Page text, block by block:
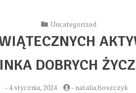
Uncategorized
DOBRYCH
-4 stycznia, 2024 - natalia.boszczyk